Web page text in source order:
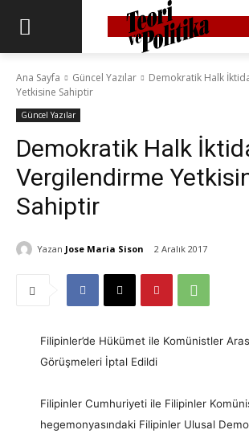
Ana Sayfa Güncel Yazılar
Demokratik Halk
Yetkisine Sahiptir
Güncel Yazılar
Demokratik Halk
Vergilendirme
Sahiptir
Yazan Jose Maria Sison 2 Aralık 2017
Filipinler’de Hükümet ile Komünistler
Görüşmeleri İptal Edildi
Filipinler Cumhuriyeti ile Filipinler
hegemonyasındaki Filipinler Ulusal